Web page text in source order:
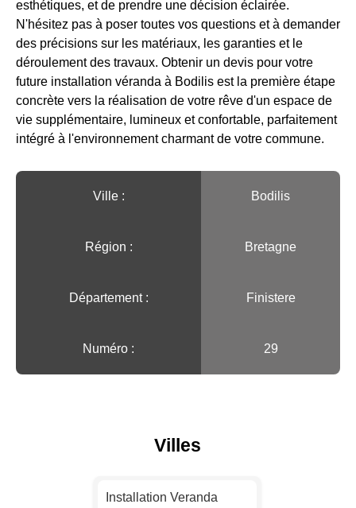
esthétiques, et de prendre une décision éclairée.
N'hésitez pas à poser toutes vos questions et à demander
des précisions sur les matériaux, les garanties et le
déroulement des travaux. Obtenir un devis pour votre
future installation véranda à Bodilis est la première étape
concrète vers la réalisation de votre rêve d'un espace de
vie supplémentaire, lumineux et confortable, parfaitement
intégré à l'environnement charmant de votre commune.
Ville :️ Bodilis
Région :️ Bretagne
Département : Finistere
Numéro : 29
Villes
Installation Veranda